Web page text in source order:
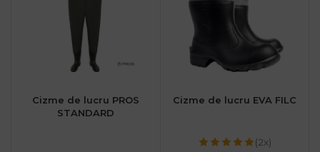
Cizme de lucru PROS
STANDARD
Cizme de lucru EVA FILC
(2x)